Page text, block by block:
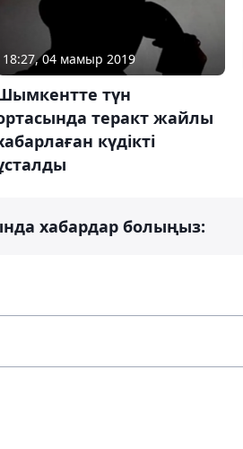
18:27, 04 мамыр 2019
түн
теракт жайлы
күдікті
хабардар болыңыз: